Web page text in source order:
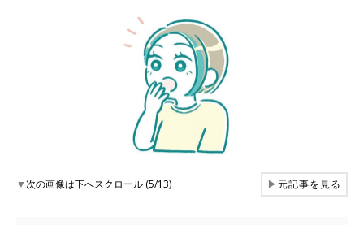
▼次の画像は下へスクロール (5/13) ▶元記事を見る